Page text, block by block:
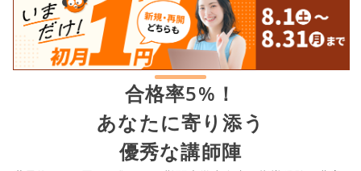
合格率5%！
あなたに寄り添う
優秀な講師陣